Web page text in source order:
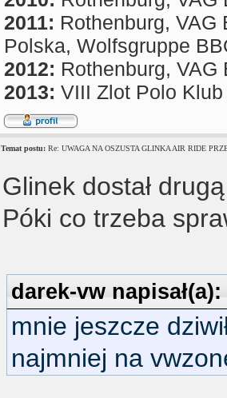
2011: Rothenburg,
Polska, Wolfsgruppe
2012: Rothenburg, VAG
2013: VIII Zlot Polo
Temat postu: Re: UWAGA NA OSZUSTA GLINKA AIR RIDE
Glinek dostał
Póki co trzeba
darek-vw napisał(a):
mnie jeszcze
najmniej na